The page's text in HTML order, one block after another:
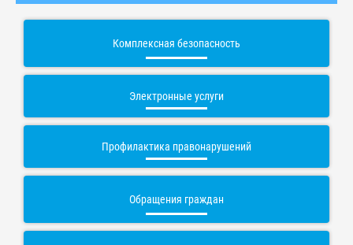
Комплексная безопасность
Электронные услуги
Профилактика правонарушений
Обращения граждан